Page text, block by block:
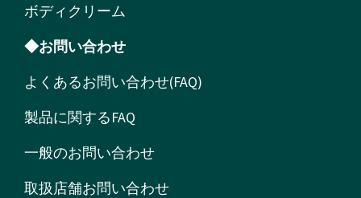
ボディクリーム
◆お問い合わせ
よくあるお問い合わせ(FAQ)
製品に関するFAQ
一般のお問い合わせ
取扱店舗お問い合わせ